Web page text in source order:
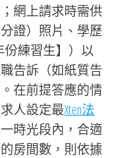
網上請求時需供
證）照片、學歷
練習生】）以
告訴（如紙質告
在前提答應的情
人設定最Xten法
時光段內，合適
房間數，則依據